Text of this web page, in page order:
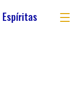
Espíritas